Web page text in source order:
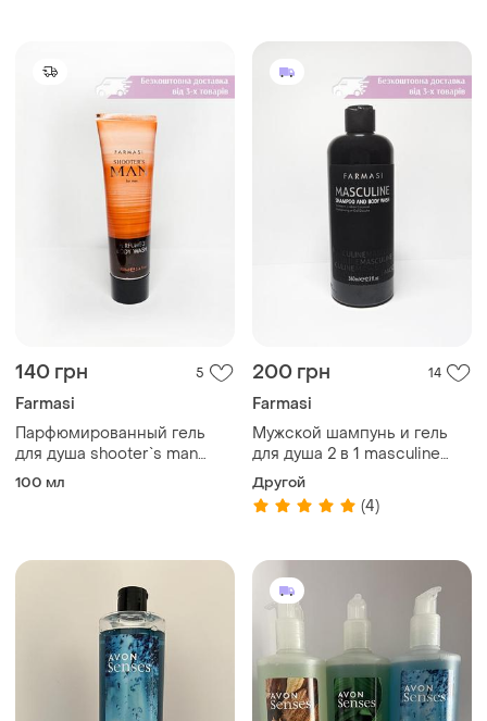
140 грн 5
Farmasi
Парфюмированный гель
для душа shooter`s man
body wash farmasi фармаси
100 мл
200 грн 14
Farmasi
Мужской шампунь и гель
для душа 2 в 1 masculine
shampoo and body wash
farmasi фармаси 1001832
Другой
(4)